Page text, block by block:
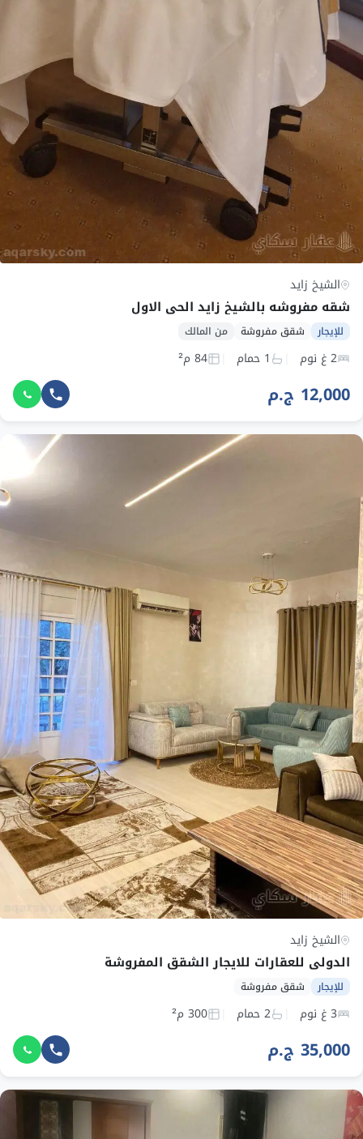
الشيخ زايد
شقه مفروشه بالشيخ زايد الحي الاول
للإيجار شقق مفروشة من المالك
2 غ نوم 1 حمام 84 م²
12,000 ج.م
الشيخ زايد
الدولي للعقارات للايجار الشقق المفروشة
للإيجار شقق مفروشة
3 غ نوم 2 حمام 300 م²
35,000 ج.م